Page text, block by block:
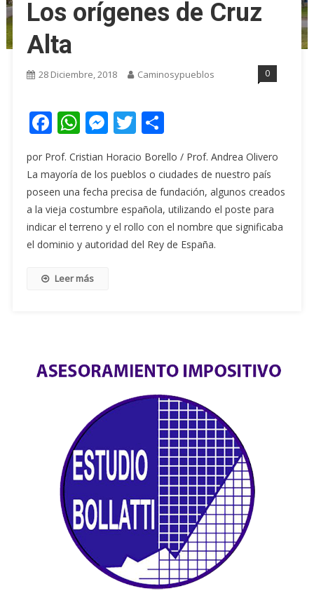
Los orígenes de Cruz
Alta
28 Diciembre, 2018 Caminosypueblos 0
Facebook
WhatsApp
Messenger
Twitter
Share
por Prof. Cristian Horacio Borello / Prof. Andrea Olivero
La mayoría de los pueblos o ciudades de nuestro país
poseen una fecha precisa de fundación, algunos creados
a la vieja costumbre española, utilizando el poste para
indicar el terreno y el rollo con el nombre que significaba
el dominio y autoridad del Rey de España.
Leer más